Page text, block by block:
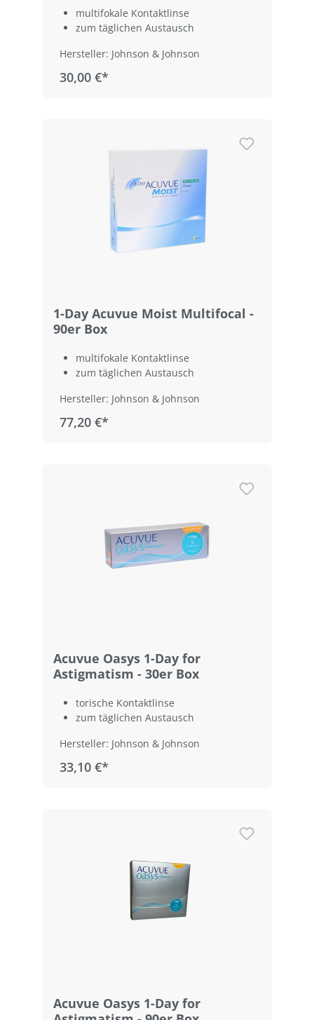
multifokale Kontaktlinse
zum täglichen Austausch
Hersteller: Johnson & Johnson
30,00 €*
1-Day Acuvue Moist Multifocal -
90er Box
multifokale Kontaktlinse
zum täglichen Austausch
Hersteller: Johnson & Johnson
77,20 €*
Acuvue Oasys 1-Day for
Astigmatism - 30er Box
torische Kontaktlinse
zum täglichen Austausch
Hersteller: Johnson & Johnson
33,10 €*
Acuvue Oasys 1-Day for